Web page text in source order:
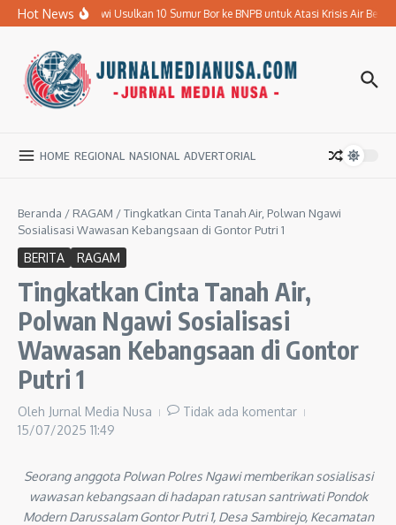
Lewati ke konten
Hot News
Pemkab Ngawi Usulkan 10 Sumur Bor ke BNPB untuk Atasi Krisis Air Bersih
HOME REGIONAL NASIONAL ADVERTORIAL
Beranda / RAGAM /Tingkatkan Cinta Tanah Air, Polwan Ngawi
Sosialisasi Wawasan Kebangsaan di Gontor Putri 1
BERITA RAGAM
Tingkatkan Cinta Tanah Air,
Polwan Ngawi Sosialisasi
Wawasan Kebangsaan di Gontor
Putri 1
Oleh Jurnal Media Nusa
Tidak ada komentar
15/07/2025 11:49
Seorang anggota Polwan Polres Ngawi memberikan sosialisasi
wawasan kebangsaan di hadapan ratusan santriwati Pondok
Modern Darussalam Gontor Putri 1, Desa Sambirejo, Kecamatan